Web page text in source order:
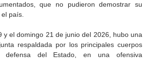
que no pudieron demostrar su
país.
y el domingo 21 de junio del 2026, hubo una
respaldada por los principales cuerpos
del Estado, en una ofensiva